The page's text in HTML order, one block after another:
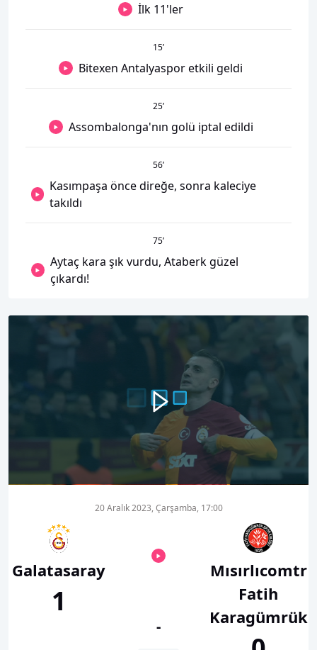
İlk 11'ler
15’
Bitexen Antalyaspor etkili geldi
25’
Assombalonga'nın golü iptal edildi
56’
Kasımpaşa önce direğe, sonra kaleciye
takıldı
75’
Aytaç kara şık vurdu, Ataberk güzel
çıkardı!
01:01
Galatasaray
1
20 Aralık 2023, Çarşamba, 17:00
-
Mısırlıcomtr
Fatih
Karagümrük